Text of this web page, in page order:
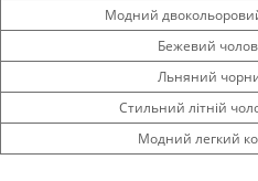
Модний
Бежевий
Льняний
Стильний літній
Модний легкий